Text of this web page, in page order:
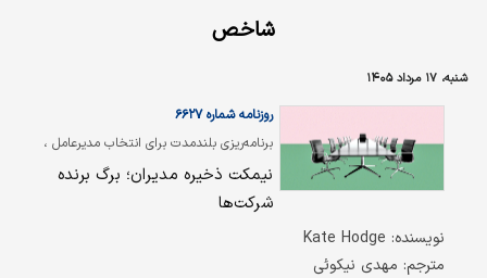
شاخص
شنبه، ۱۷ مرداد ۱۴۰۵
برنامه‌ریزی بلندمدت برای انتخاب مدیرعامل ،
ریسک انتقال قدرت را کاهش می‌دهد
روزنامه شماره ۶۶۲۷
نیمکت ذخیره مدیران؛ برگ برنده
شرکت‌ها
نویسنده: Kate Hodge
مترجم: مهدی نیکوئی